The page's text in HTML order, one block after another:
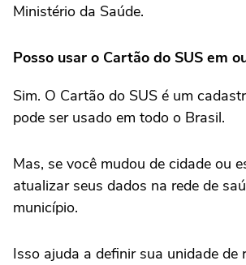
Ministério da Saúde.
Posso usar o Cartão do SUS em
Sim. O Cartão do SUS é um
pode ser usado em todo o Brasil.
Mas, se você mudou de cidade ou
atualizar seus dados na rede de
município.
Isso ajuda a definir sua unidade de